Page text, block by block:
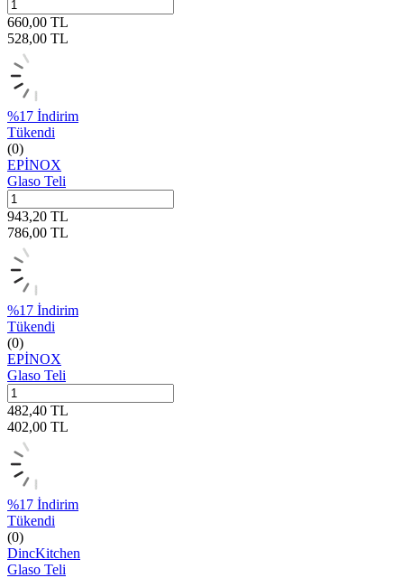
660,00 TL
528,00 TL
%17 İndirim
Tükendi
(0)
EPİNOX
Glaso Teli
943,20 TL
786,00 TL
%17 İndirim
Tükendi
(0)
EPİNOX
Glaso Teli
482,40 TL
402,00 TL
%17 İndirim
Tükendi
(0)
DincKitchen
Glaso Teli